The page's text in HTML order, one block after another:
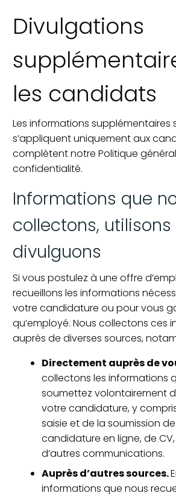
Divulgations
les candidats
Les informations supplémentaires
s’appliquent uniquement aux
complètent notre Politique
confidentialité.
Informations que
collectons, utilisons
divulguons
Si vous postulez à une offre
recueillons les informations
votre candidature ou pour vous
qu’employé. Nous collectons ces
auprès de diverses sources,
Directement auprès de
collectons les informations
soumettez volontairement
votre candidature, y
saisie et de la soumission
candidature en ligne, de
d’autres communications.
Auprès d’autressources.
informations que nous